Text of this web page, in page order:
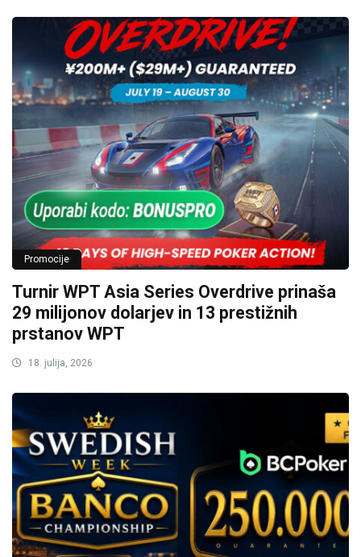
Promocije
Turnir WPT Asia Series Overdrive prinaša
29 milijonov dolarjev in 13 prestižnih
prstanov WPT
18. julija, 2026